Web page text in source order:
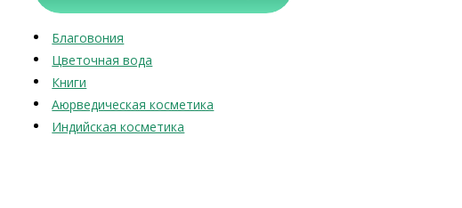
Благовония
Цветочная вода
Книги
Аюрведическая косметика
Индийская косметика